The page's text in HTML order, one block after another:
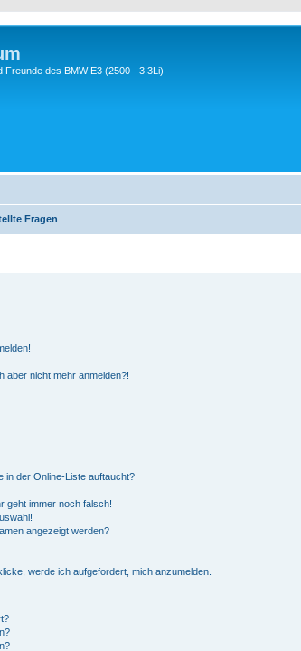
des BMW E3 (2500 - 3.3Li)
Fragen
aber nicht mehr anmelden?!
in der Online-Liste auftaucht?
geht immer noch falsch!
angezeigt werden?
werde ich aufgefordert, mich anzumelden.